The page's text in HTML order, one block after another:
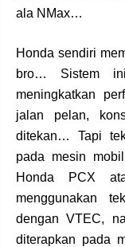
ala NMax…
Honda sendiri
bro… Sistem
meningkatkan
jalan pelan,
ditekan… Tapi
pada mesin
Honda PCX
menggunakan
dengan VTEC,
diterapkan pada